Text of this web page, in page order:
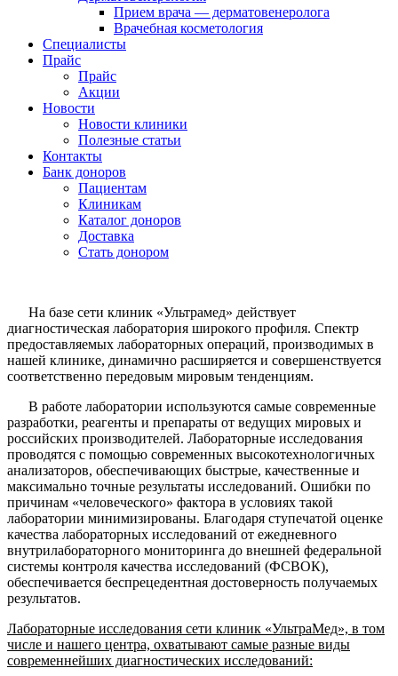
Прием врача — дерматовенеролога
Врачебная косметология
Специалисты
Прайс
Прайс
Акции
Новости
Новости клиники
Полезные статьи
Контакты
Банк доноров
Пациентам
Клиникам
Каталог доноров
Доставка
Стать донором
На базе сети клиник «Ультрамед» действует
диагностическая лаборатория широкого профиля. Спектр
предоставляемых лабораторных операций, производимых в
нашей клинике, динамично расширяется и совершенствуется
соответственно передовым мировым тенденциям.
В работе лаборатории используются самые современные
разработки, реагенты и препараты от ведущих мировых и
российских производителей. Лабораторные исследования
проводятся с помощью современных высокотехнологичных
анализаторов, обеспечивающих быстрые, качественные и
максимально точные результаты исследований. Ошибки по
причинам «человеческого» фактора в условиях такой
лаборатории минимизированы. Благодаря ступечатой оценке
качества лабораторных исследований от ежедневного
внутрилабораторного мониторинга до внешней федеральной
системы контроля качества исследований (ФСВОК),
обеспечивается беспрецедентная достоверность получаемых
результатов.
Лабораторные исследования сети клиник «УльтраМед», в том
числе и нашего центра, охватывают самые разные виды
современнейших диагностических исследований: